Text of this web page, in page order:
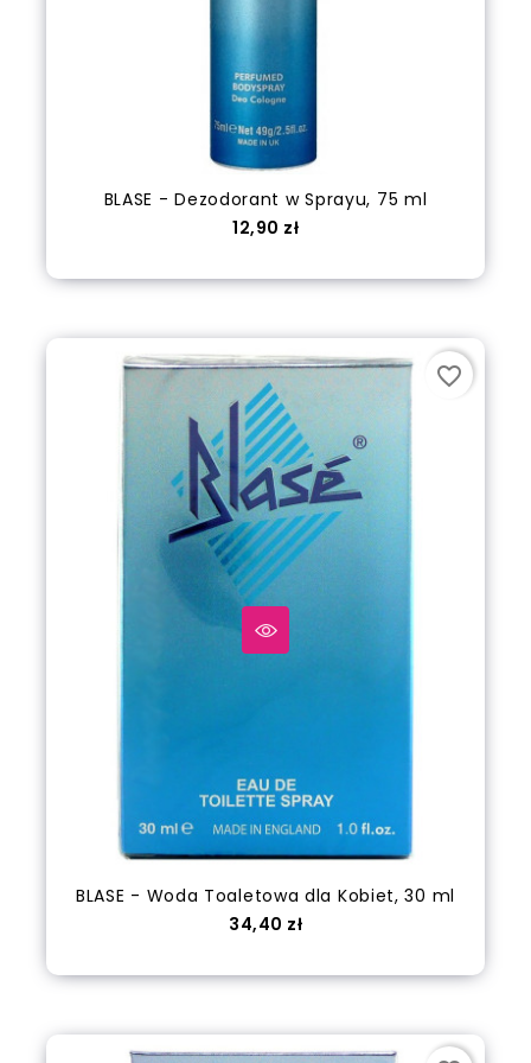
BLASE - Dezodorant w Sprayu, 75 ml
Cena
12,90 zł
BLASE - Woda Toaletowa dla Kobiet, 30 ml
Cena
34,40 zł
favorite_border